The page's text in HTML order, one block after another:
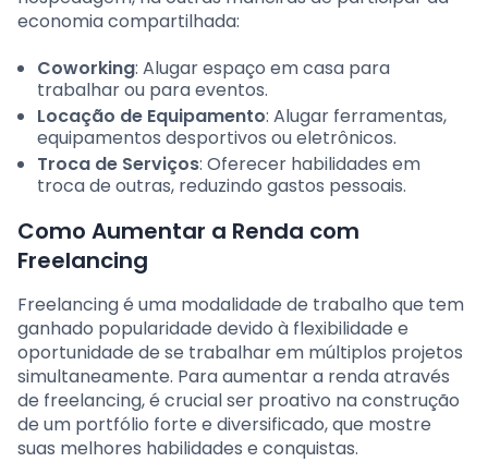
economia compartilhada:
Coworking: Alugar espaço em casa para
trabalhar ou para eventos.
Locação de Equipamento: Alugar ferramentas,
equipamentos desportivos ou eletrônicos.
Troca de Serviços: Oferecer habilidades em
troca de outras, reduzindo gastos pessoais.
Como Aumentar a Renda com
Freelancing
Freelancing é uma modalidade de trabalho que tem
ganhado popularidade devido à flexibilidade e
oportunidade de se trabalhar em múltiplos projetos
simultaneamente. Para aumentar a renda através
de freelancing, é crucial ser proativo na construção
de um portfólio forte e diversificado, que mostre
suas melhores habilidades e conquistas.